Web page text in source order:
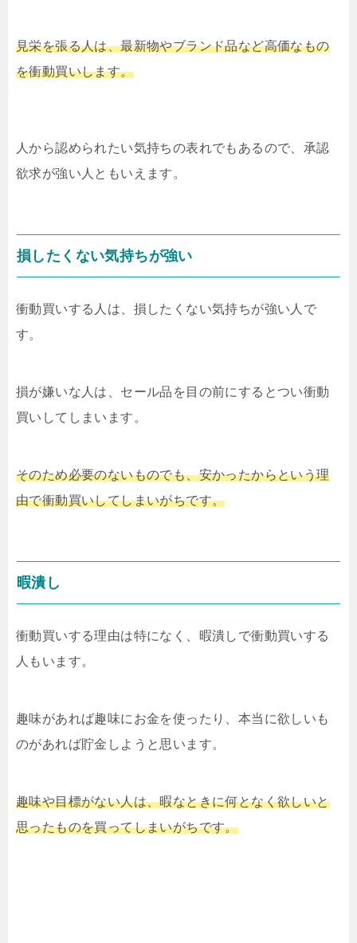
見栄を張る人は、最新物やブランド品など高価なもの
を衝動買いします。
人から認められたい気持ちの表れでもあるので、承認
欲求が強い人ともいえます。
損したくない気持ちが強い
衝動買いする人は、損したくない気持ちが強い人で
す。
損が嫌いな人は、セール品を目の前にするとつい衝動
買いしてしまいます。
そのため必要のないものでも、安かったからという理
由で衝動買いしてしまいがちです。
暇潰し
衝動買いする理由は特になく、暇潰しで衝動買いする
人もいます。
趣味があれば趣味にお金を使ったり、本当に欲しいも
のがあれば貯金しようと思います。
趣味や目標がない人は、暇なときに何となく欲しいと
思ったものを買ってしまいがちです。